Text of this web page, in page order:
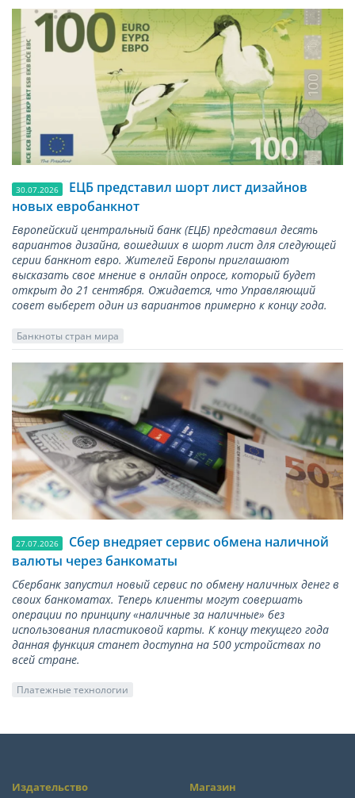
30.07.2026
ЕЦБ представил шорт лист дизайнов
новых евробанкнот
Европейский центральный банк (ЕЦБ) представил десять
вариантов дизайна, вошедших в шорт лист для следующей
серии банкнот евро. Жителей Европы приглашают
высказать свое мнение в онлайн опросе, который будет
открыт до 21 сентября. Ожидается, что Управляющий
совет выберет один из вариантов примерно к концу года.
Банкноты стран мира
27.07.2026
Сбер внедряет сервис обмена наличной
валюты через банкоматы
Сбербанк запустил новый сервис по обмену наличных денег в
своих банкоматах. Теперь клиенты могут совершать
операции по принципу «наличные за наличные» без
использования пластиковой карты. К концу текущего года
данная функция станет доступна на 500 устройствах по
всей стране.
Платежные технологии
Издательство Магазин